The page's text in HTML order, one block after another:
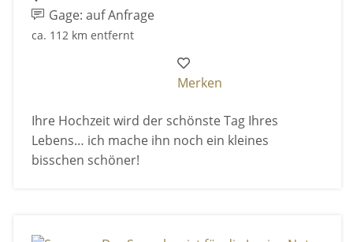
Gage: auf Anfrage
ca. 112 km entfernt
Merken
Ihre Hochzeit wird der schönste Tag Ihres
Lebens… ich mache ihn noch ein kleines
bisschen schöner!